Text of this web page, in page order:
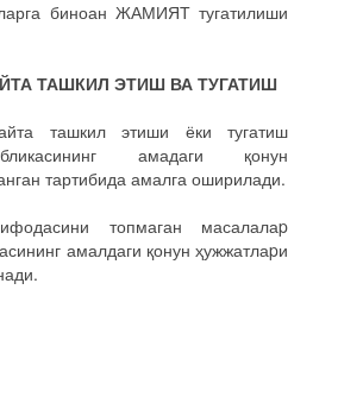
биноан ЖАМИЯТ тугатилиши
ТАШКИЛ ЭТИШ ВА ТУГАТИШ
ташкил этиши ёки тугатиш
амадаги қонун
тартибида амалга оширилади.
топмаган масалалаp
амалдаги қонун ҳужжатлаpи